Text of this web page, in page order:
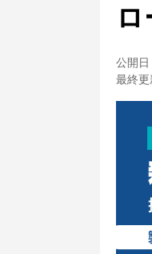
公開日
最終更